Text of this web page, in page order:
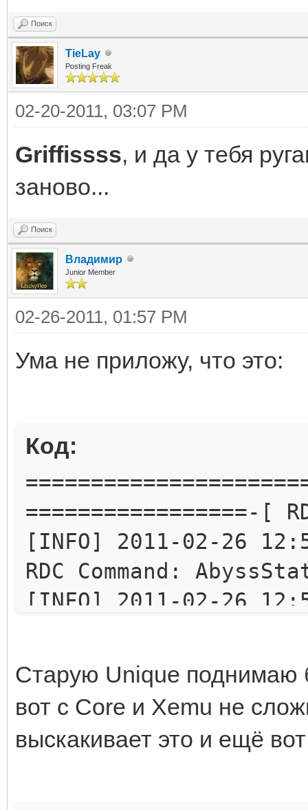
Поиск
TieLay
Posting Freak
02-20-2011, 03:07 PM
Griffissss, и да у тебя
заново...
Поиск
Владимир
Junior Member
02-26-2011, 01:57 PM
Ума не приложу, что это:
Код:
=================-[
[INFO] 2011-02-26
RDC Command:
[INFO] 2011-02-26
[INFO] 2011-02-26
0x04 SM_ACCOUNT_LIST
[ERROR] 2011-02-26
server !
Старую Unique поднимаю
вот с Core и Xemu не
выскакивает это и ещё